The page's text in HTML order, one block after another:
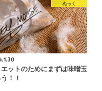
ぬっく
エットのためにまずは味噌玉
！！